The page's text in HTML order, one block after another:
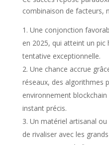
combinaison de facteurs,
Une conjonction
en 2025, qui atteint un
tentative exceptionnelle.
Une chance accrue
réseaux, des algorithmes
environnement
instant précis.
Un matériel artisanal
de rivaliser avec les